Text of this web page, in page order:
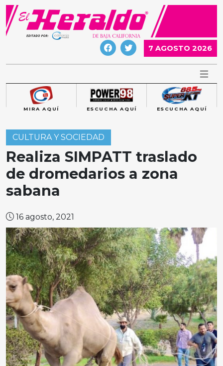
Skip
content
7 AGOSTO 2026
MIRA AQUÍ ESCUCHA AQUÍ ESCUCHA AQUÍ
CULTURA Y SOCIEDAD
Realiza SIMPATT traslado
de dromedarios a zona
sabana
16 agosto, 2021